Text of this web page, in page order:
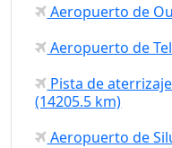
Aeropuerto de
Aeropuerto de
Pista de
(14205.5 km)
Aeropuerto de